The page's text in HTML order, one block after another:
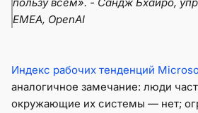
пользу всем». - Сандж Бхайро,
EMEA, OpenAI
Индекс рабочих тенденций
аналогичное замечание: люди
окружающие их системы — нет;